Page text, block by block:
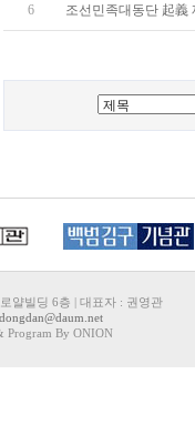
6 조선민족대동단 起義
얄빌딩 6층 | 대표자 : 권영관
Program By ONION